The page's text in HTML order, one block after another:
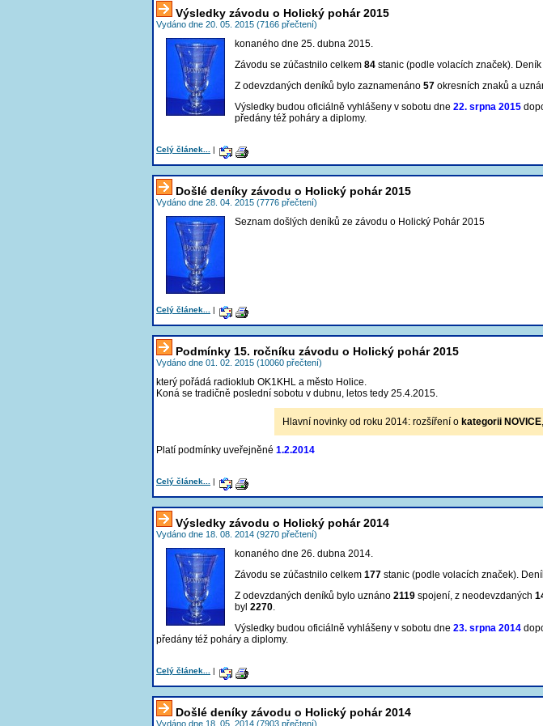
Výsledky závodu o Holický pohár 2015
Vydáno dne 20. 05. 2015 (7166 přečtení)
konaného dne 25. dubna 2015.
Závodu se zúčastnilo celkem 84 stanic (podle volacích značek).
Z odevzdaných deníků bylo zaznamenáno 57 okresních znaků a
Výsledky budou oficiálně vyhlášeny v sobotu dne 22. srpna 2015
předány též poháry a diplomy.
Celý článek... |
Došlé deníky závodu o Holický pohár 2015
Vydáno dne 28. 04. 2015 (7776 přečtení)
Seznam došlých deníků ze závodu o Holický Pohár 2015
Celý článek... |
Podmínky 15. ročníku závodu o Holický pohár 2015
Vydáno dne 01. 02. 2015 (10060 přečtení)
který pořádá radioklub OK1KHL a město Holice.
Koná se tradičně poslední sobotu v dubnu, letos tedy 25.4.2015.
Hlavní novinky od roku 2014: rozšíření o kategorii NOVICE
Platí podmínky uveřejněné 1.2.2014
Celý článek... |
Výsledky závodu o Holický pohár 2014
Vydáno dne 18. 08. 2014 (9270 přečtení)
konaného dne 26. dubna 2014.
Závodu se zúčastnilo celkem 177 stanic (podle volacích značek).
Z odevzdaných deníků bylo uznáno 2119 spojení, z neodevzdaných
byl 2270.
Výsledky budou oficiálně vyhlášeny v sobotu dne 23. srpna 2014
předány též poháry a diplomy.
Celý článek... |
Došlé deníky závodu o Holický pohár 2014
Vydáno dne 18. 05. 2014 (7903 přečtení)